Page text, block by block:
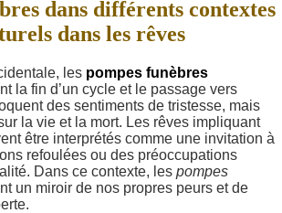
dans différents contextes
dans les rêves
les pompes funèbres
la fin d’un cycle et le passage vers
des sentiments de tristesse, mais
la vie et la mort. Les rêves impliquant
être interprétés comme une invitation à
refoulées ou des préoccupations
Dans ce contexte, les pompes
un miroir de nos propres peurs et de